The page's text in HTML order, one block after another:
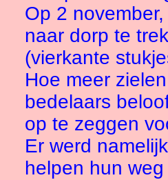
Op 2
naar dorp te
(vierkante
Hoe meer
bedelaars
op te zeggen
Er werd
helpen hun